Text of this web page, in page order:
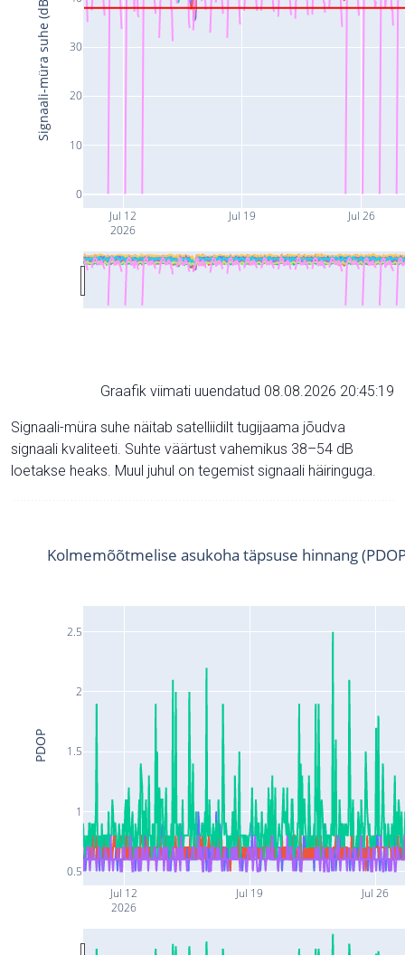
Jul 12
2026
Jul 19 Jul 26
0
10
20
30
Signaali-müra suhe (dB)
Graafik viimati uuendatud 08.08.2026 20:45:19
Signaali-müra suhe näitab satelliidilt tugijaama jõudva
signaali kvaliteeti. Suhte väärtust vahemikus 38–54 dB
loetakse heaks. Muul juhul on tegemist signaali häiringuga.
Jul 12
2026
Jul 19 Jul 26
0.5
1
1.5
2
2.5
Kolmemõõtmelise asukoha täpsuse hinnang
PDOP